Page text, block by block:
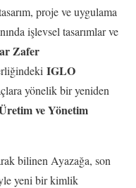
proje ve uygulama
işlevsel tasarımlar ve
Zafer
IGLO
yönelik bir yeniden
ve Yönetim
bilinen Ayazağa, son
yeni bir kimlik